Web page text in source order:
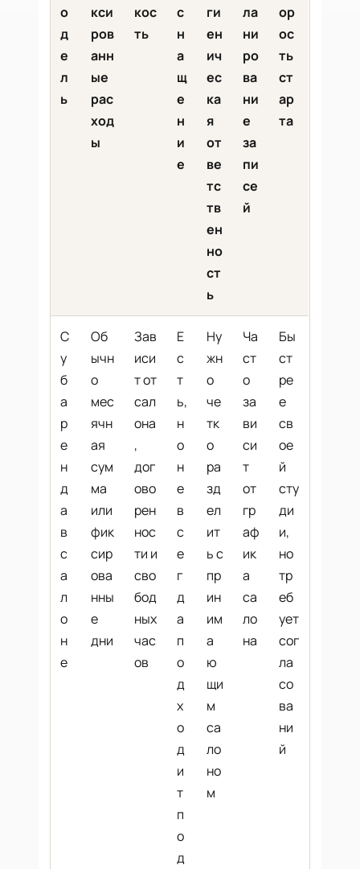
о
д
е
л
ь
кси
ров
анн
ые
рас
ход
ы
кос
ть
с
н
а
щ
е
н
и
е
ги
ен
ич
ес
ка
я
от
ве
тс
тв
ен
но
ст
ь
ла
ни
ро
ва
ни
е
за
пи
се
й
ор
ос
ть
ст
ар
та
С
у
б
а
р
е
н
д
а
в
с
а
л
о
н
е
Об
ычн
о
мес
ячн
ая
сум
ма
или
фик
сир
ова
нны
е
дни
Зав
иси
т от
сал
она
,
дог
ово
рен
нос
ти и
сво
бод
ных
час
ов
Е
с
т
ь,
н
о
н
е
в
с
е
г
д
а
п
о
д
х
о
д
и
т
п
о
д
Ну
жн
о
че
тк
о
ра
зд
ел
ит
ь с
пр
ин
им
а
ю
щи
м
са
ло
но
м
Ча
ст
о
за
ви
си
т
от
гр
аф
ик
а
са
ло
на
Бы
ст
ре
е
св
ое
й
сту
ди
и,
но
тр
еб
ует
сог
ла
со
ва
ни
й